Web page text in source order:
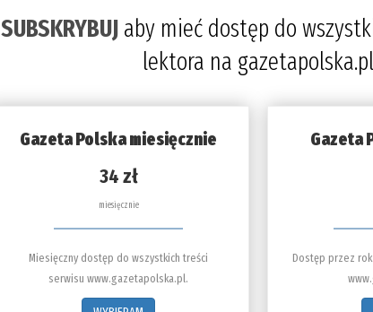
SUBSKRYBUJ aby mieć dostęp do
lektora na gazetapolska.pl
Gazeta Polska miesięcznie
34 zł
miesięcznie
Miesięczny dostęp do wszystkich treści
serwisu www.gazetapolska.pl.
Gazeta
Dostęp przez